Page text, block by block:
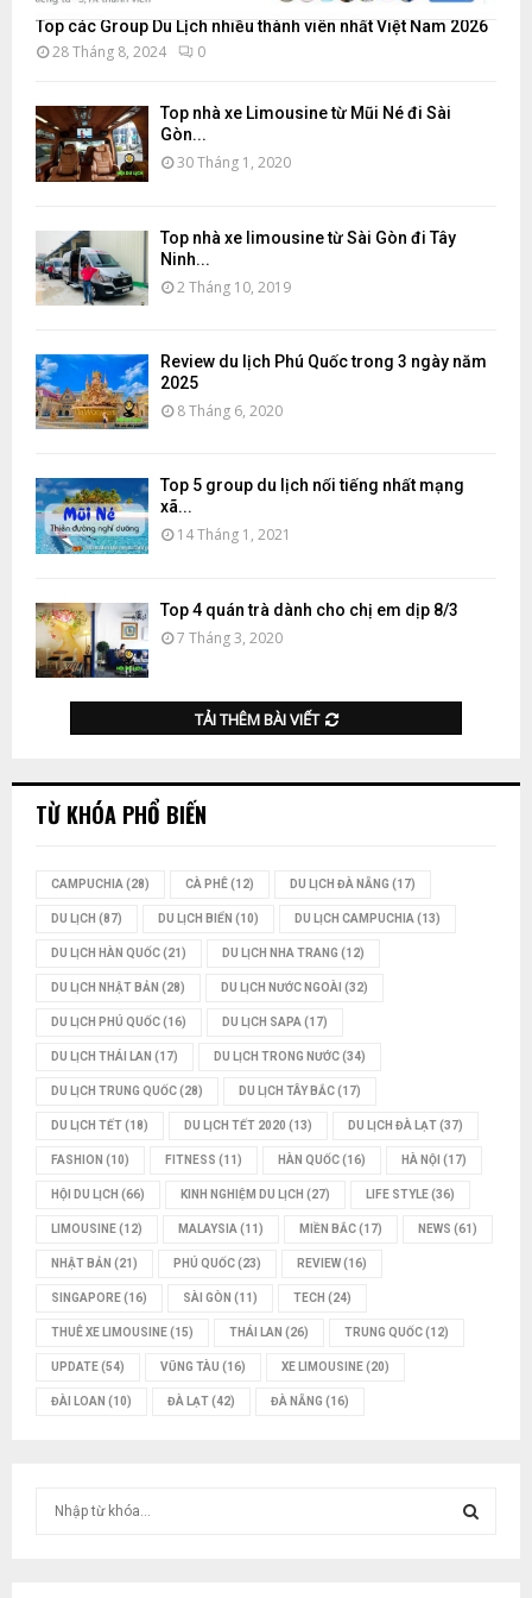
Top các Group Du Lịch nhiều thành viên nhất Việt Nam 2026
28 Tháng 8, 2024 0
Top nhà xe Limousine từ Mũi Né đi Sài
Gòn...
30 Tháng 1, 2020
Top nhà xe limousine từ Sài Gòn đi Tây
Ninh...
2 Tháng 10, 2019
Review du lịch Phú Quốc trong 3 ngày năm
2025
8 Tháng 6, 2020
Top 5 group du lịch nổi tiếng nhất mạng
xã...
14 Tháng 1, 2021
Top 4 quán trà dành cho chị em dịp 8/3
7 Tháng 3, 2020
TẢI THÊM BÀI VIẾT
TỪ KHÓA PHỔ BIẾN
CAMPUCHIA (28) CÀ PHÊ(12) DU LỊCH ĐÀ NẴNG (17)
DU LỊCH (87) DU LỊCH BIỂN (10) DU LỊCH CAMPUCHIA (13)
DU LỊCH HÀN QUỐC(21) DU LỊCH NHA TRANG (12)
DU LỊCH NHẬT BẢN (28) DU LỊCH NƯỚC NGOÀI (32)
DU LỊCH PHÚ QUỐC(16) DU LỊCH SAPA (17)
DU LỊCH THÁI LAN (17) DU LỊCH TRONG NƯỚC(34)
DU LỊCH TRUNG QUỐC(28) DU LỊCH TÂY BẮC(17)
DU LỊCH TẾT(18) DU LỊCH TẾT 2020 (13) DU LỊCH ĐÀ LẠT(37)
FASHION (10) FITNESS (11) HÀN QUỐC(16) HÀ NỘI (17)
HỘI DU LỊCH (66) KINH NGHIỆM DU LỊCH (27) LIFE STYLE(36)
LIMOUSINE(12) MALAYSIA (11) MIỀN BẮC(17) NEWS (61)
NHẬT BẢN (21) PHÚ QUỐC(23) REVIEW(16)
SINGAPORE(16) SÀI GÒN (11) TECH (24)
THUÊ XE LIMOUSINE(15) THÁI LAN (26) TRUNG QUỐC(12)
UPDATE(54) VŨNG TÀU (16) XE LIMOUSINE(20)
ĐÀI LOAN (10) ĐÀ LẠT(42) ĐÀ NẴNG (16)